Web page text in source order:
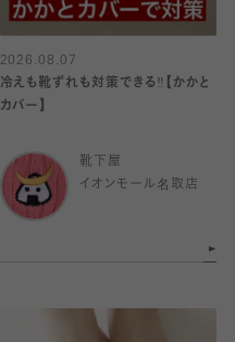
2026.08.07
冷えも靴ずれも対策できる‼️【かかと
カバー】
靴下屋
イオンモール名取店